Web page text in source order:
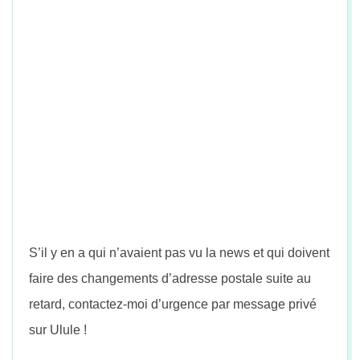
S’il y en a qui n’avaient pas vu la news et qui doivent
faire des changements d’adresse postale suite au
retard, contactez-moi d’urgence par message privé
sur Ulule !